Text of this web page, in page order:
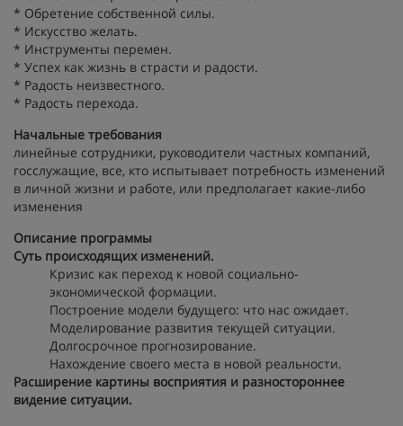
* Обретение собственной силы.
* Искусство желать.
* Инструменты перемен.
* Успех как жизнь в страсти и радости.
* Радость неизвестного.
* Радость перехода.
Начальные требования
линейные сотрудники, руководители частных компаний,
госслужащие, все, кто испытывает потребность изменений
в личной жизни и работе, или предполагает какие-либо
изменения
Описание программы
Суть происходящих изменений.
Кризис как переход к новой социально-
экономической формации.
Построение модели будущего: что нас ожидает.
Моделирование развития текущей ситуации.
Долгосрочное прогнозирование.
Нахождение своего места в новой реальности.
Расширение картины восприятия и разностороннее
видение ситуации.